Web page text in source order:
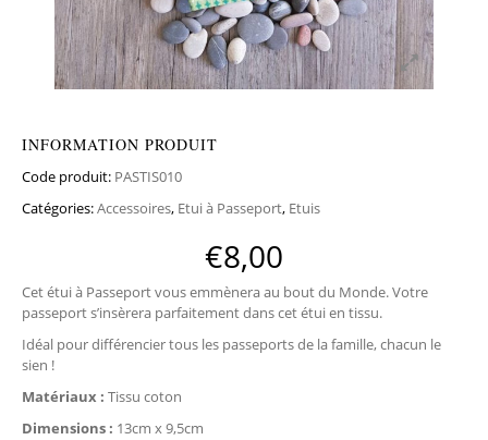
INFORMATION PRODUIT
Code produit: PASTIS010
Catégories:Accessoires, Etui à Passeport, Etuis
€8,00
Cet étui à Passeport vous emmènera au bout du Monde. Votre
passeport s’insèrera parfaitement dans cet étui en tissu.
Idéal pour différencier tous les passeports de la famille, chacun le
sien !
Matériaux : Tissu coton
Dimensions : 13cm x 9,5cm